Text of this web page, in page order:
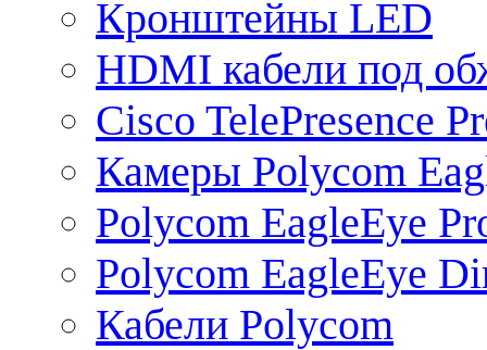
Кронштейны LED
HDMI кабели под
Cisco TelePresence
Камеры Polycom
Polycom EagleEye
Polycom EagleEye
Кабели Polycom